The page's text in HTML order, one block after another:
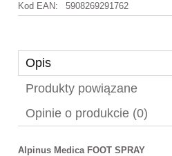
Kod EAN:
5908269291762
Opis
Produkty powiązane
Opinie o produkcie (0)
Alpinus Medica FOOT SPRAY